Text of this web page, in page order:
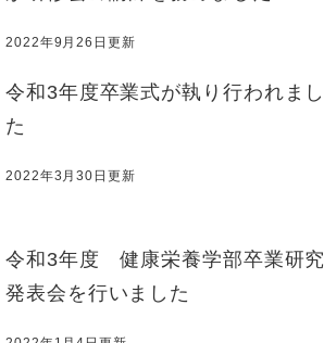
2022年9月26日更新
令和3年度卒業式が執り行われまし
た
2022年3月30日更新
令和3年度 健康栄養学部卒業研究
発表会を行いました